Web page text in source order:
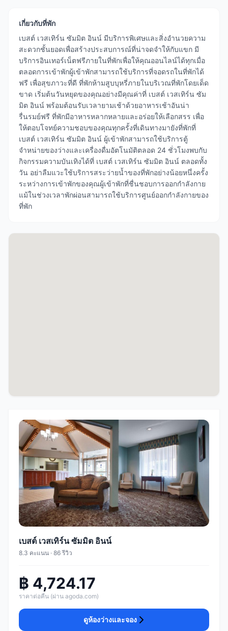
เกี่ยวกับที่พัก
เบสต์ เวสเทิร์น ซัมมิต อินน์ มีบริการพิเศษและสิ่งอำนวยความ
สะดวกชั้นยอดเพื่อสร้างประสบการณ์ที่น่าจดจำให้กับแขก มี
บริการอินเทอร์เน็ตฟรีภายในที่พักเพื่อให้คุณออนไลน์ได้ทุกเมื่อ
ตลอดการเข้าพักผู้เข้าพักสามารถใช้บริการที่จอดรถในที่พักได้
ฟรี เพื่อสุขภาวะที่ดี ที่พักห้ามสูบบุหรี่ภายในบริเวณที่พักโดยเด็ด
ขาด เริ่มต้นวันหยุดของคุณอย่างมีคุณค่าที่ เบสต์ เวสเทิร์น ซัม
มิต อินน์ พร้อมต้อนรับเวลายามเช้าด้วยอาหารเช้าอันน่า
รื่นรมย์ฟรี ที่พักมีอาหารหลากหลายและอร่อยให้เลือกสรร เพื่อ
ให้ตอบโจทย์ความชอบของคุณทุกครั้งที่เดินทางมายังที่พักที่
เบสต์ เวสเทิร์น ซัมมิต อินน์ ผู้เข้าพักสามารถใช้บริการตู้
จำหน่ายของว่างและเครื่องดื่มอัตโนมัติตลอด 24 ชั่วโมงพบกับ
กิจกรรมความบันเทิงได้ที่ เบสต์ เวสเทิร์น ซัมมิต อินน์ ตลอดทั้ง
วัน อย่าลืมแวะใช้บริการสระว่ายน้ำของที่พักอย่างน้อยหนึ่งครั้ง
ระหว่างการเข้าพักของคุณผู้เข้าพักที่ชื่นชอบการออกกำลังกาย
แม้ในช่วงเวลาพักผ่อนสามารถใช้บริการศูนย์ออกกำลังกายของ
ที่พัก
เบสต์ เวสเทิร์น ซัมมิต อินน์
8.3 คะแนน · 86 รีวิว
฿ 4,724.17
ราคาต่อคืน (ผ่าน agoda.com)
ดูห้องว่างและจอง